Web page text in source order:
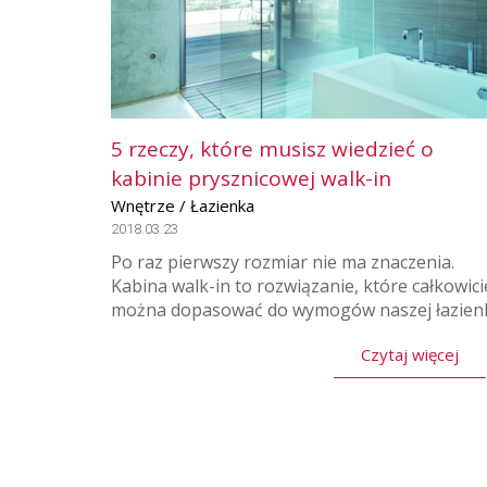
5 rzeczy, które musisz wiedzieć o
kabinie prysznicowej walk-in
Wnętrze / Łazienka
2018.03.23
Po raz pierwszy rozmiar nie ma znaczenia.
Kabina walk-in to rozwiązanie, które
można dopasować do wymogów naszej
Czytaj więcej